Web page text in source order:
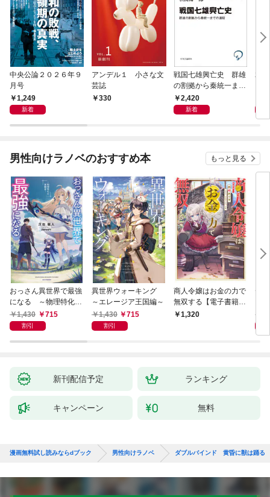
中央公論２０２６年９
月号
1,249
新着
アンデル１ 小さな文
芸誌
330
戦国七雄興亡史 群雄
の割拠から秦統一まで
の道程
2,420
新着
君
男性向けラノベのおすすめ本 もっと見る
おっさん異世界で最強
になる ～物理特化の
覚醒者～
1,430 715
割引
異世界ウォーキング
～エレージア王国編～
1,430
715
割引
商人令嬢はお金の力で
無双する【電子書籍限
定書き下ろしSS付
1,320
デ
新刊配信予定 ランキング
キャンペーン 無料
漫画無料試し読みならdブック 男性向けラノベ ダブルバインド 黄昏に獣は踊る